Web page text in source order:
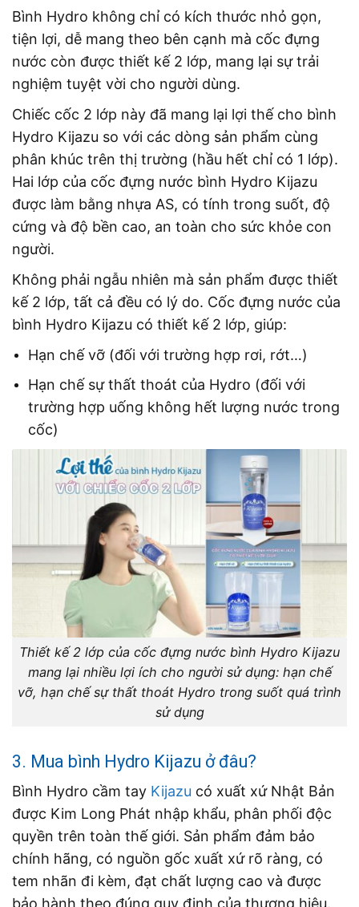
Bình Hydro không chỉ có kích thước nhỏ gọn,
tiện lợi, dễ mang theo bên cạnh mà cốc đựng
nước còn được thiết kế 2 lớp, mang lại sự trải
nghiệm tuyệt vời cho người dùng.
Chiếc cốc 2 lớp này đã mang lại lợi thế cho bình
Hydro Kijazu so với các dòng sản phẩm cùng
phân khúc trên thị trường (hầu hết chỉ có 1 lớp).
Hai lớp của cốc đựng nước bình Hydro Kijazu
được làm bằng nhựa AS, có tính trong suốt, độ
cứng và độ bền cao, an toàn cho sức khỏe con
người.
Không phải ngẫu nhiên mà sản phẩm được thiết
kế 2 lớp, tất cả đều có lý do. Cốc đựng nước của
bình Hydro Kijazu có thiết kế 2 lớp, giúp:
Hạn chế vỡ (đối với trường hợp rơi, rớt…)
Hạn chế sự thất thoát của Hydro (đối với
trường hợp uống không hết lượng nước trong
cốc)
Thiết kế 2 lớp của cốc đựng nước bình Hydro Kijazu
mang lại nhiều lợi ích cho người sử dụng: hạn chế
vỡ, hạn chế sự thất thoát Hydro trong suốt quá trình
sử dụng
3. Mua bình Hydro Kijazu ở đâu?
Bình Hydro cầm tay Kijazu có xuất xứ Nhật Bản
được Kim Long Phát nhập khẩu, phân phối độc
quyền trên toàn thế giới. Sản phẩm đảm bảo
chính hãng, có nguồn gốc xuất xứ rõ ràng, có
tem nhãn đi kèm, đạt chất lượng cao và được
bảo hành theo đúng quy định của thương hiệu.